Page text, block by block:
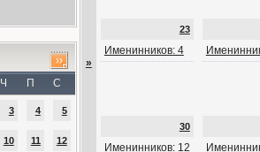
Ч П С
3 4 5
10 11 12
»
23
Именинников: 4
30
Именинников: 12